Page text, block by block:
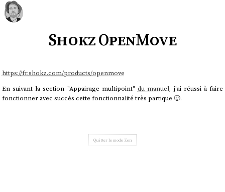
Shokz OpenMove
https://fr.shokz.com/products/openmove
En suivant la section "Appairage multipoint"du manuel, j'ai réussi à faire
fonctionner avec succès cette fonctionnalité très partique 🙂.
Quitter le mode Zen